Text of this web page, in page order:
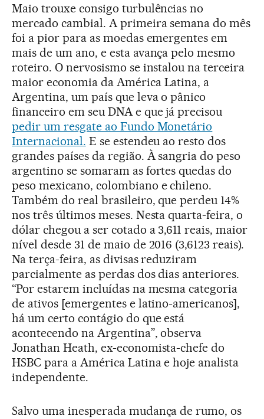
Maio trouxe consigo turbulências no
mercado cambial. A primeira semana do mês
foi a pior para as moedas emergentes em
mais de um ano, e esta avança pelo mesmo
roteiro. O nervosismo se instalou na terceira
maior economia da América Latina, a
Argentina, um país que leva o pânico
financeiro em seu DNA e que já precisou
pedir um resgate ao Fundo Monetário
Internacional. E se estendeu ao resto dos
grandes países da região. À sangria do peso
argentino se somaram as fortes quedas do
peso mexicano, colombiano e chileno.
Também do real brasileiro, que perdeu 14%
nos três últimos meses. Nesta quarta-feira, o
dólar chegou a ser cotado a 3,611 reais, maior
nível desde 31 de maio de 2016 (3,6123 reais).
Na terça-feira, as divisas reduziram
parcialmente as perdas dos dias anteriores.
“Por estarem incluídas na mesma categoria
de ativos [emergentes e latino-americanos],
há um certo contágio do que está
acontecendo na Argentina”, observa
Jonathan Heath, ex-economista-chefe do
HSBC para a América Latina e hoje analista
independente.
Salvo uma inesperada mudança de rumo, os